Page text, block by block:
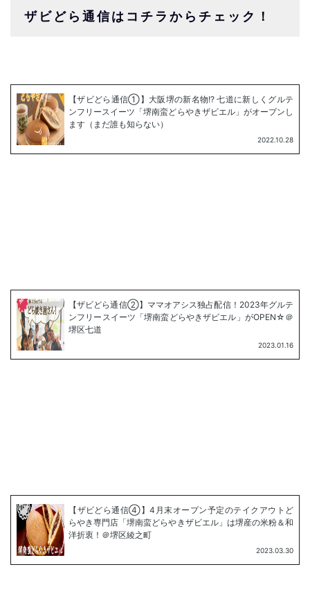
ザビどら通信はコチラからチェック！